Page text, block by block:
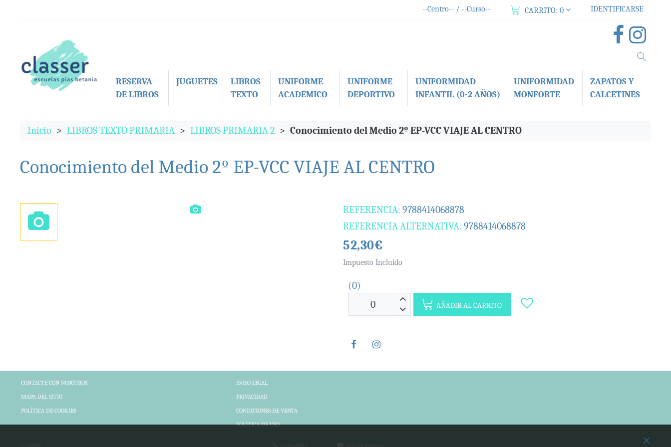
--Centro-- / --Curso-- CARRITO: 0 IDENTIFICARSE
RESERVA
DE LIBROS
JUGUETES
LIBROS
TEXTO
UNIFORME
ACADEMICO
UNIFORME
DEPORTIVO
UNIFORMIDAD
INFANTIL (0-2 AÑOS)
UNIFORMIDAD
MONFORTE
ZAPATOS Y
CALCETINES
Inicio LIBROS TEXTO PRIMARIA LIBROS PRIMARIA 2 Conocimiento del Medio 2º EP-VCC VIAJE AL CENTRO
Conocimiento del Medio 2º EP-VCC VIAJE AL CENTRO
REFERENCIA: 9788414068878
REFERENCIA ALTERNATIVA: 9788414068878
52,30€
Impuesto Incluido
(0)
AÑADIR AL CARRITO
CONTACTE CON NOSOTROS
MAPA DEL SITIO
POLÍTICA DE COOKIES
AVISO LEGAL
PRIVACIDAD
CONDICIONES DE VENTA
POLÍTICA DE USO